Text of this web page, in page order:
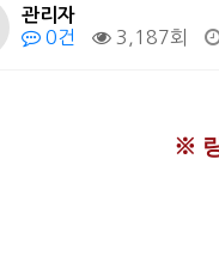
관리자
0건 3,187회
※